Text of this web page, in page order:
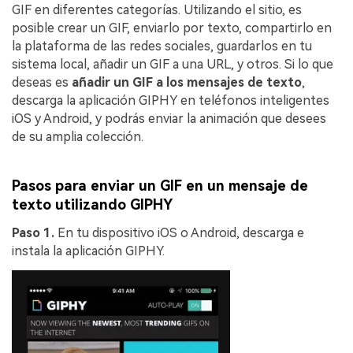
GIF en diferentes categorías. Utilizando el sitio, es
posible crear un GIF, enviarlo por texto, compartirlo en
la plataforma de las redes sociales, guardarlos en tu
sistema local, añadir un GIF a una URL, y otros. Si lo que
deseas es añadir un GIF a los mensajes de texto,
descarga la aplicación GIPHY en teléfonos inteligentes
iOS y Android, y podrás enviar la animación que desees
de su amplia colección.
Pasos para enviar un GIF en un mensaje de
texto utilizando GIPHY
Paso 1. En tu dispositivo iOS o Android, descarga e
instala la aplicación GIPHY.